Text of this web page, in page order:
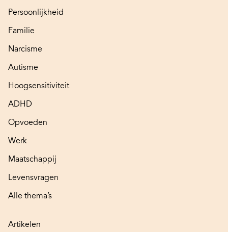
Persoonlijkheid
Familie
Narcisme
Autisme
Hoogsensitiviteit
ADHD
Opvoeden
Werk
Maatschappij
Levensvragen
Alle thema’s
Artikelen